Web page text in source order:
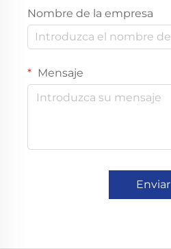
Nombre de la empresa
Mensaje
Enviar